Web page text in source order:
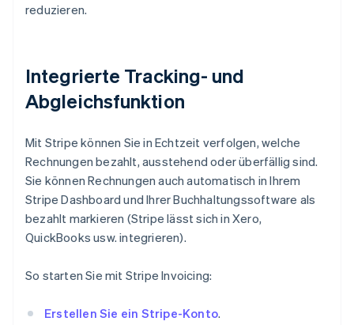
reduzieren.
Integrierte Tracking- und
Abgleichsfunktion
Mit Stripe können Sie in Echtzeit verfolgen, welche
Rechnungen bezahlt, ausstehend oder überfällig sind.
Sie können Rechnungen auch automatisch in Ihrem
Stripe Dashboard und Ihrer Buchhaltungssoftware als
bezahlt markieren (Stripe lässt sich in Xero,
QuickBooks usw. integrieren).
So starten Sie mit Stripe Invoicing:
Erstellen Sie ein Stripe-Konto.